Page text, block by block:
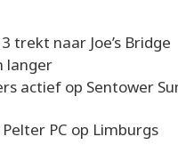
trekt naar Joe’s Bridge
langer
actief op Sentower
PC op Limburgs